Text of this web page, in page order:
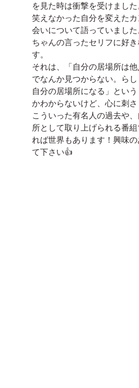
を見た時は衝撃を受けまし
笑えなかった自分を変えた
会いについて語っていまし
ちゃんの言ったセリフに好
す。
それは、「自分の居場所は
でなんか見つからない。ら
自分の居場所になる」とい
かわからないけど、心に刺
こういった有名人の過去や
所として取り上げられる番
れば世界もあります！興味
て下さい👍